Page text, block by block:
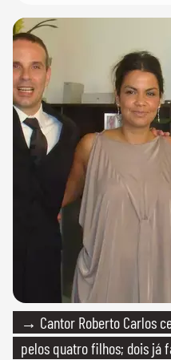
→ Cantor Roberto Carlos
pelos quatro filhos; dois já